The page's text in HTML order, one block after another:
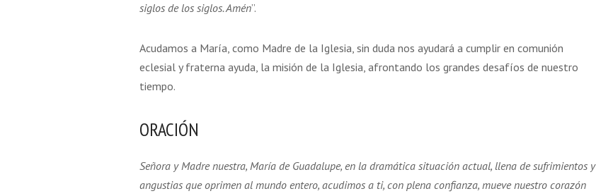
siglos de los siglos. Amén”.
Acudamos a María, como Madre de la Iglesia, sin duda nos ayudará a cumplir en comunión
eclesial y fraterna ayuda, la misión de la Iglesia, afrontando los grandes desafíos de nuestro
tiempo.
ORACIÓN
Señora y Madre nuestra, María de Guadalupe, en la dramática situación actual, llena de sufrimientos y
angustias que oprimen al mundo entero, acudimos a ti, con plena confianza, mueve nuestro corazón